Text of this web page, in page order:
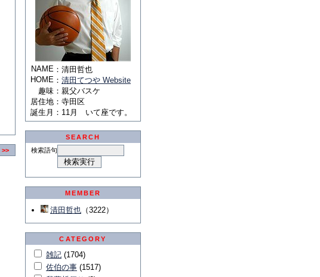
>>
NAME ： 清田哲也
HOME ： 清田てつや Website
趣味 ： 親父バスケ
居住地 ： 寺田区
誕生月 ： 11月 いて座です。
SEARCH
検索語句
MEMBER
清田哲也 （3222）
CATEGORY
雑記 (1704)
佐伯の事 (1517)